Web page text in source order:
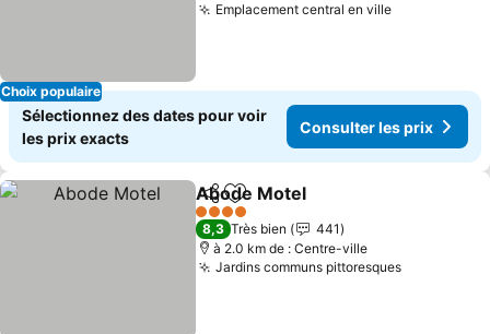
Choix populaire
Emplacement central en villeConsulter
Sélectionnez des dates pour voir
les prix exacts
Consulter les prix
PartagerAjouter à mes favoris
Abode Motel
4 Étoiles
8,3 Très bien
441
à 2.0 km de : Centre-ville
Jardins communs pittoresquesConsulter